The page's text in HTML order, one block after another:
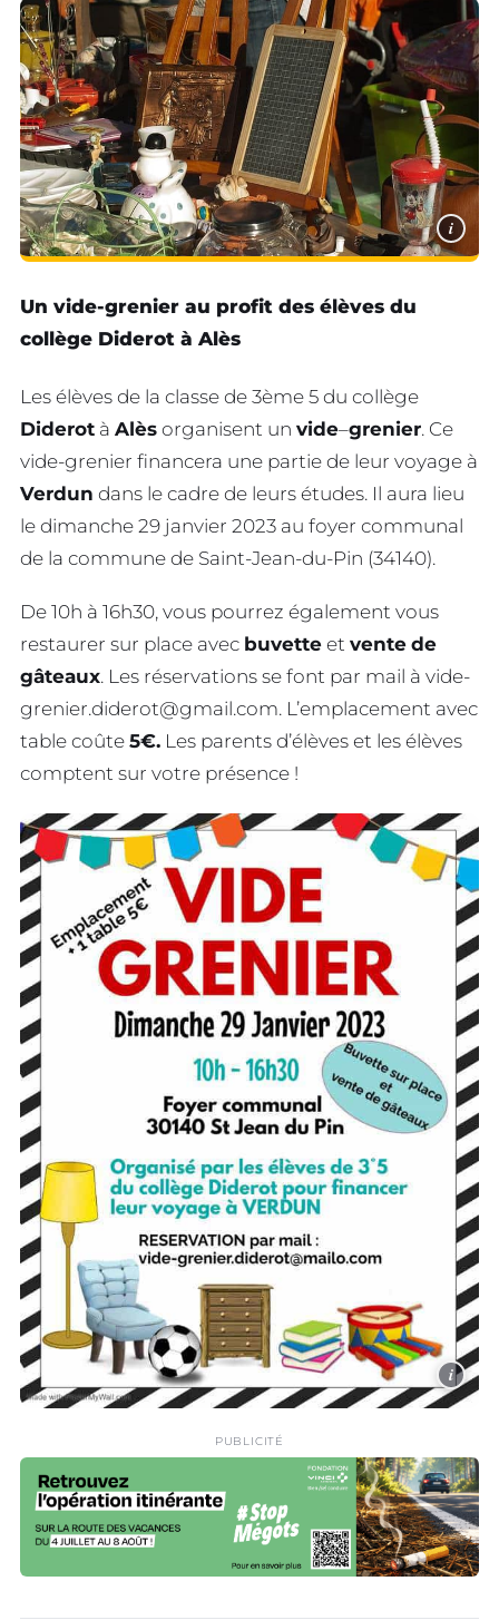
i
Un vide-grenier au profit des élèves du
collège Diderot à Alès
Les élèves de la classe de 3ème 5 du collège
Diderot à Alès organisent un vide–grenier. Ce
vide-grenier financera une partie de leur voyage à
Verdun dans le cadre de leurs études. Il aura lieu
le dimanche 29 janvier 2023 au foyer communal
de la commune de Saint-Jean-du-Pin (34140).
De 10h à 16h30, vous pourrez également vous
restaurer sur place avec buvette et vente de
gâteaux. Les réservations se font par mail à vide-
grenier.diderot@gmail.com. L’emplacement avec
table coûte 5€. Les parents d’élèves et les élèves
comptent sur votre présence !
i
PUBLICITÉ